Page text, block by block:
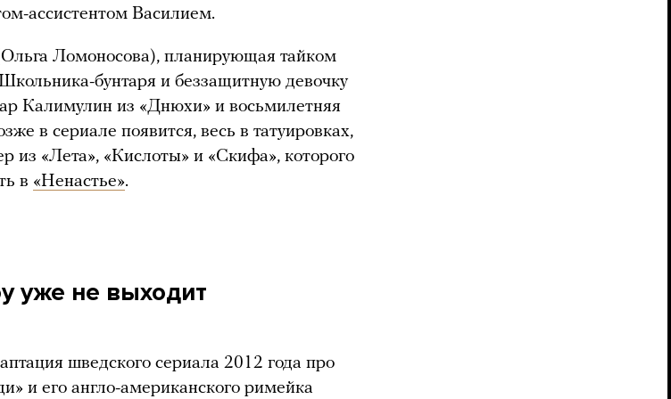
ассистентом Василием.
Ломоносова), планирующая тайком
бунтаря и беззащитную девочку
Калимулин из «Днюхи» и восьмилетняя
в сериале появится, весь в татуировках,
из «Лета», «Кислоты» и «Скифа», которого
в «Ненастье».
уже не выходит
шведского сериала 2012 года про
и его англо-американского римейка